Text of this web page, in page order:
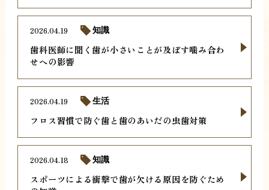
歯科医師に聞く歯が小さいことが及ぼす噛み合わ
せへの影響
2026.04.19 知識
フロス習慣で防ぐ歯と歯のあいだの虫歯対策
2026.04.19 生活
スポーツによる衝撃で歯が欠ける原因を防ぐため
2026.04.18 知識